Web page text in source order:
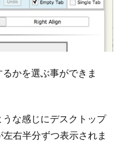
かを選ぶ事ができま
な感じにデスクトップ
右半分ずつ表示されま